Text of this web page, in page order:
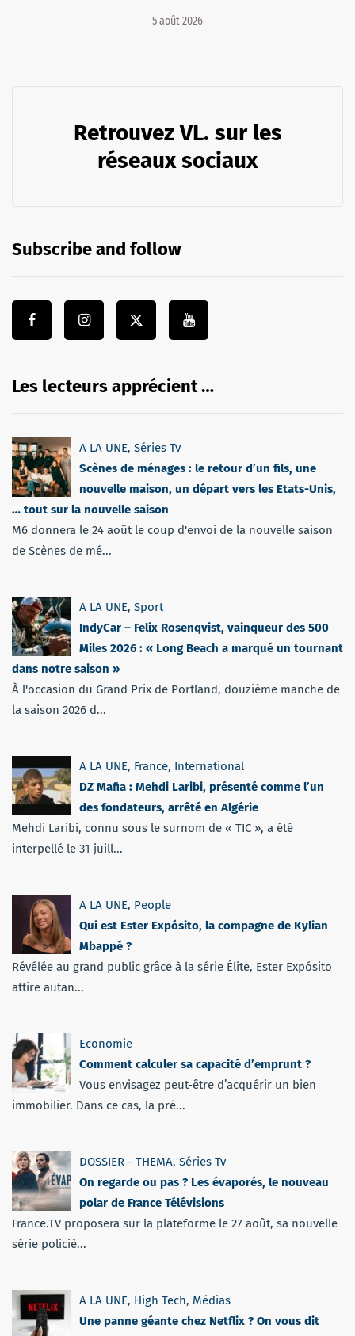
5 août 2026
Retrouvez VL. sur les
réseaux sociaux
Subscribe and follow
Les lecteurs apprécient …
A LA UNE, Séries Tv
Scènes de ménages : le retour d’un fils, une
nouvelle maison, un départ vers les Etats-Unis,
… tout sur la nouvelle saison
M6 donnera le 24 août le coup d'envoi de la nouvelle saison
de Scènes de mé...
A LA UNE, Sport
IndyCar – Felix Rosenqvist, vainqueur des 500
Miles 2026 : « Long Beach a marqué un tournant
dans notre saison »
À l'occasion du Grand Prix de Portland, douzième manche de
la saison 2026 d...
A LA UNE, France, International
DZ Mafia : Mehdi Laribi, présenté comme l’un
des fondateurs, arrêté en Algérie
Mehdi Laribi, connu sous le surnom de « TIC », a été
interpellé le 31 juill...
A LA UNE, People
Qui est Ester Expósito, la compagne de Kylian
Mbappé ?
Révélée au grand public grâce à la série Élite, Ester Expósito
attire autan...
Economie
Comment calculer sa capacité d’emprunt ?
Vous envisagez peut-être d’acquérir un bien
immobilier. Dans ce cas, la pré...
DOSSIER - THEMA, Séries Tv
On regarde ou pas ? Les évaporés, le nouveau
polar de France Télévisions
France.TV proposera sur la plateforme le 27 août, sa nouvelle
série policiè...
A LA UNE, High Tech, Médias
Une panne géante chez Netflix ? On vous dit